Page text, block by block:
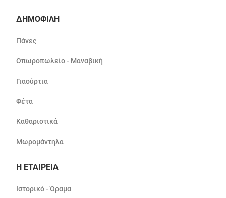
ΔΗΜΟΦΙΛΗ
Πάνες
Οπωροπωλείο - Μαναβική
Γιαούρτια
Φέτα
Καθαριστικά
Μωρομάντηλα
Η ΕΤΑΙΡΕΙΑ
Ιστορικό - Όραμα